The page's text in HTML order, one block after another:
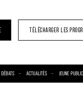
TÉLÉCHARGER LES
DÉBATS ACTUALITÉS JEUNE